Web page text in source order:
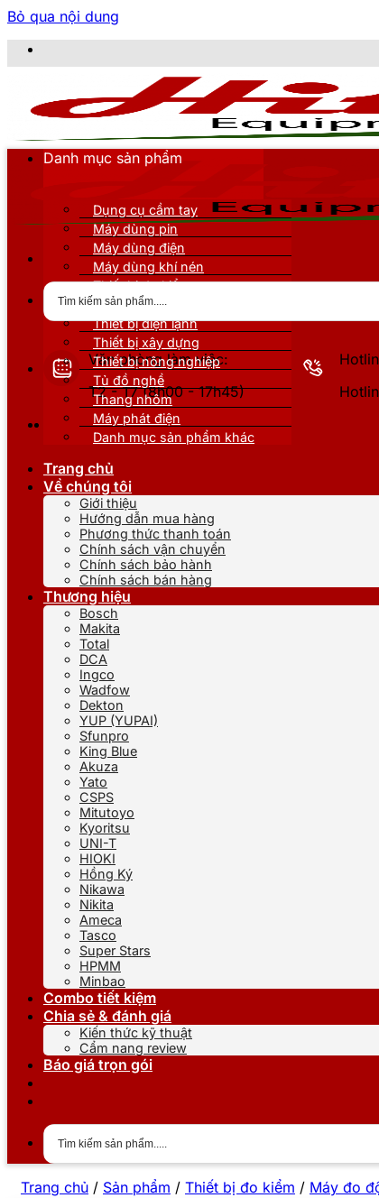
Bỏ qua nội dung
CÔNG TY
Văn phòng làm việc:
T2 - T7 (8h00 - 17h45)
Danh mục sản phẩm
Dụng cụ cầm tay
Máy dùng pin
Máy dùng điện
Máy dùng khí nén
Thiết bị đo kiểm
Thiết bị nâng đỡ
Thiết bị điện lạnh
Thiết bị xây dựng
Thiết bị nông nghiệp
Tủ đồ nghề
Thang nhôm
Máy phát điện
Danh mục sản phẩm khác
Trang chủ
Về chúng tôi
Giới thiệu
Hướng dẫn mua hàng
Phương thức thanh toán
Chính sách vận chuyển
Chính sách bảo hành
Chính sách bán hàng
Thương hiệu
Bosch
Makita
Total
DCA
Ingco
Wadfow
Dekton
YUP (YUPAI)
Sfunpro
King Blue
Akuza
Yato
CSPS
Mitutoyo
Kyoritsu
UNI-T
HIOKI
Hồng Ký
Nikawa
Nikita
Ameca
Tasco
Super Stars
HPMM
Minbao
Combo tiết kiệm
Chia sẻ & đánh giá
Kiến thức kỹ thuật
Cẩm nang review
Báo giá trọn gói
Trang chủ / Sản phẩm / Thiết bị đo kiểm / Máy đo